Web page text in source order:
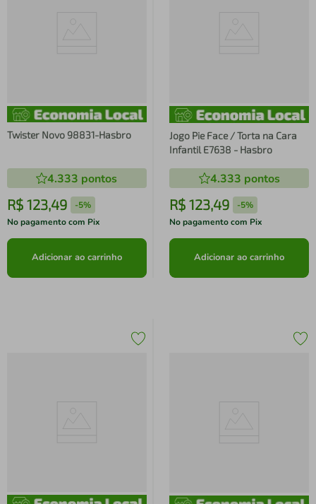
Twister Novo 98831-Hasbro
4.333 pontos
R$ 123,49 -5%
No pagamento com Pix
Adicionar ao carrinho
Jogo Pie Face / Torta na Cara
Infantil E7638 - Hasbro
4.333 pontos
R$ 123,49 -5%
No pagamento com Pix
Adicionar ao carrinho